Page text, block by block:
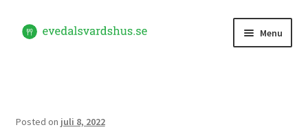
Skip
to
Skip
to
Menu
Posted on juli 8, 2022